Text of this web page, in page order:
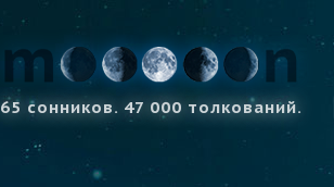
65 сонников. 47 000 толкований.